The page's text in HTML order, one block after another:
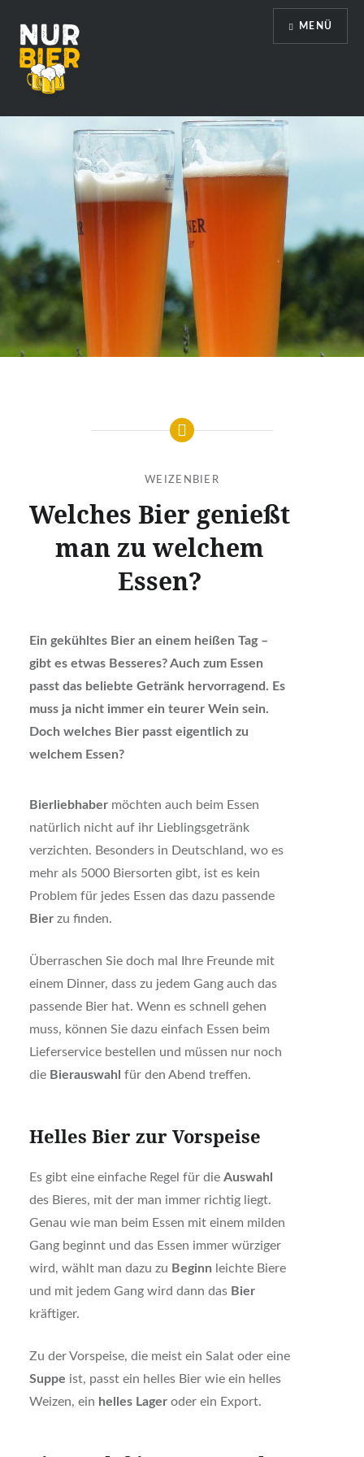
zum
Inhalt
Nur Bier
MENÜ
WEIZENBIER
Welches Bier genießt
man zu welchem
Essen?
Ein gekühltes Bier an einem heißen Tag –
gibt es etwas Besseres? Auch zum Essen
passt das beliebte Getränk hervorragend. Es
muss ja nicht immer ein teurer Wein sein.
Doch welches Bier passt eigentlich zu
welchem Essen?
Bierliebhabermöchten auch beim Essen
natürlich nicht auf ihr Lieblingsgetränk
verzichten. Besonders in Deutschland, wo es
mehr als 5000 Biersorten gibt, ist es kein
Problem für jedes Essen das dazu passende
Bier zu finden.
Überraschen Sie doch mal Ihre Freunde mit
einem Dinner, dass zu jedem Gang auch das
passende Bier hat. Wenn es schnell gehen
muss, können Sie dazu einfach Essen beim
Lieferservice bestellen und müssen nur noch
die Bierauswahl für den Abend treffen.
Helles Bier zur Vorspeise
Es gibt eine einfache Regel für die Auswahl
des Bieres, mit der man immer richtig liegt.
Genau wie man beim Essen mit einem milden
Gang beginnt und das Essen immer würziger
wird, wählt man dazu zu Beginn leichte Biere
und mit jedem Gang wird dann das Bier
kräftiger.
Zu der Vorspeise, die meist ein Salat oder eine
Suppe ist, passt ein helles Bier wie ein helles
Weizen, ein helles Lageroder ein Export.